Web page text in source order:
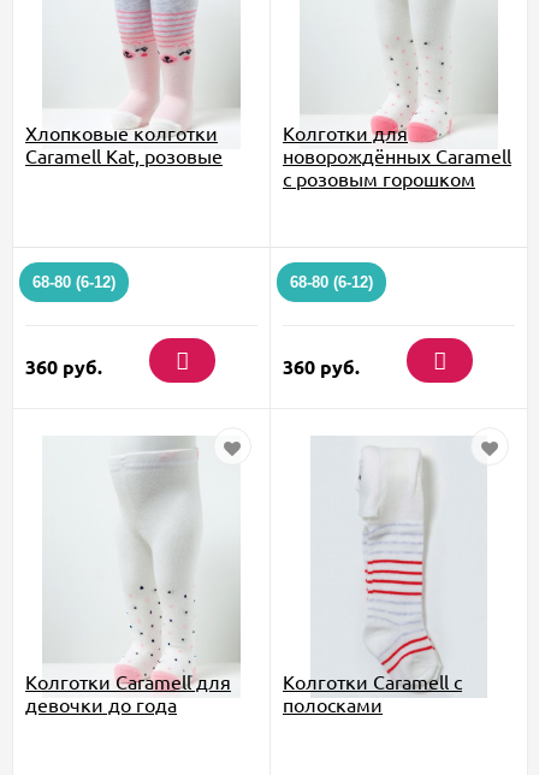
Хлопковые колготки
Caramell Kat, розовые
68-80 (6-12)
360 руб.
Колготки для
новорождённых Caramell
с розовым горошком
68-80 (6-12)
360 руб.
Колготки Caramell для
девочки до года
Колготки Caramell с
полосками